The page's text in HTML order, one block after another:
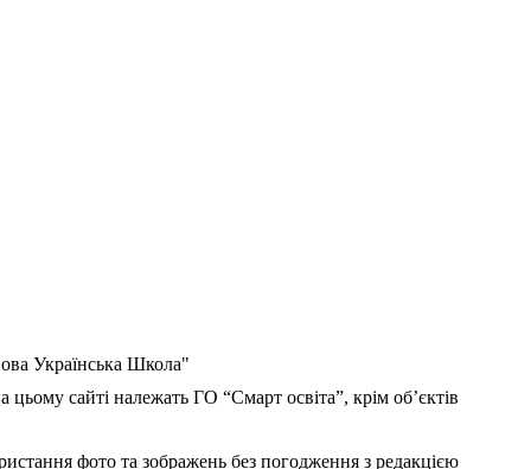
Українська Школа"
сайті належать ГО “Смарт освіта”, крім об’єктів
фото та зображень без погодження з редакцією